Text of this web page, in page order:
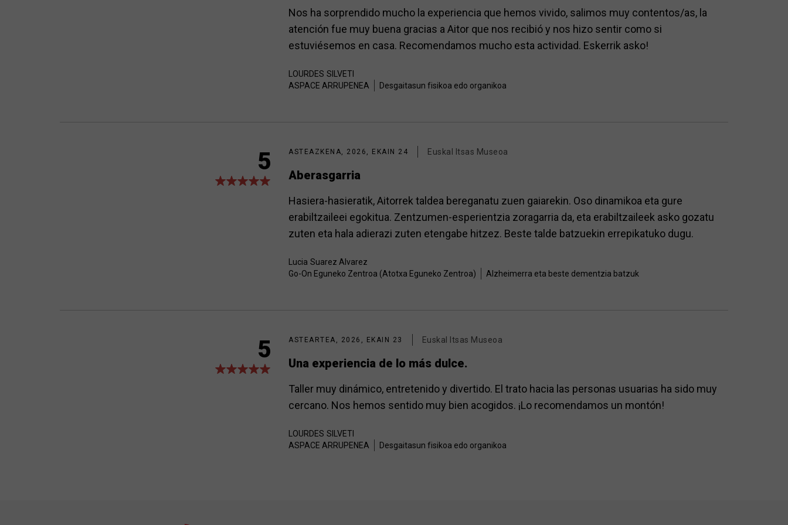
Nos ha sorprendido mucho la experiencia que hemos vivido, salimos muy contentos/as, la
atención fue muy buena gracias a Aitor que nos recibió y nos hizo sentir como si
estuviésemos en casa. Recomendamos mucho esta actividad. Eskerrik asko!
LOURDES SILVETI
ASPACE ARRUPENEA
Desgaitasun fisikoa edo organikoa
5 ASTEAZKENA, 2026, EKAIN 24 Euskal Itsas Museoa
Aberasgarria
Hasiera-hasieratik, Aitorrek taldea bereganatu zuen gaiarekin. Oso dinamikoa eta gure
erabiltzaileei egokitua. Zentzumen-esperientzia zoragarria da, eta erabiltzaileek asko gozatu
zuten eta hala adierazi zuten etengabe hitzez. Beste talde batzuekin errepikatuko dugu.
Lucia Suarez Alvarez
Go-On Eguneko Zentroa (Atotxa Eguneko Zentroa)
Alzheimerra eta beste dementzia batzuk
5 ASTEARTEA, 2026, EKAIN 23 Euskal Itsas Museoa
Una experiencia de lo más dulce.
Taller muy dinámico, entretenido y divertido. El trato hacia las personas usuarias ha sido muy
cercano. Nos hemos sentido muy bien acogidos. ¡Lo recomendamos un montón!
LOURDES SILVETI
ASPACE ARRUPENEA
Desgaitasun fisikoa edo organikoa